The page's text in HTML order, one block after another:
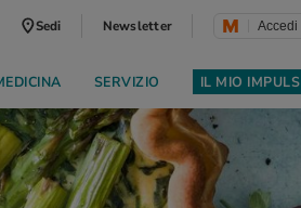
Sedi Newsletter Accedi
SERVIZIO IL MIO IMPULS